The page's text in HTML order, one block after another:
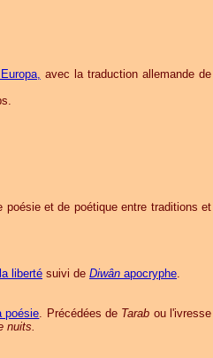
avec la traduction allemande de
poésie et de poétique entre traditions et
liberté suivi de Diwân apocryphe.
poésie. Précédées de Tarab ou l'ivresse
nuits.